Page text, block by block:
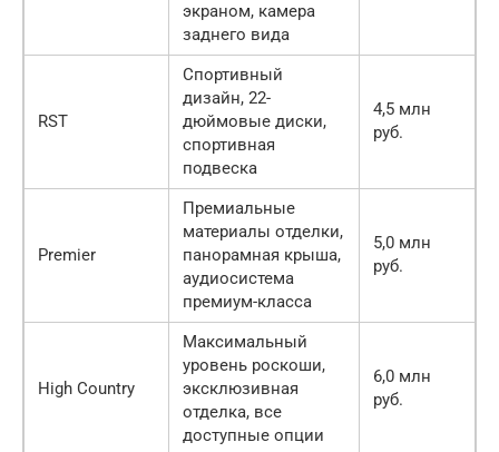
экраном, камера
заднего вида
RST
Спортивный
дизайн, 22-
дюймовые диски,
спортивная
подвеска
4,5 млн
руб.
Premier
Премиальные
материалы отделки,
панорамная крыша,
аудиосистема
премиум-класса
5,0 млн
руб.
High Country
Максимальный
уровень роскоши,
эксклюзивная
отделка, все
доступные опции
6,0 млн
руб.